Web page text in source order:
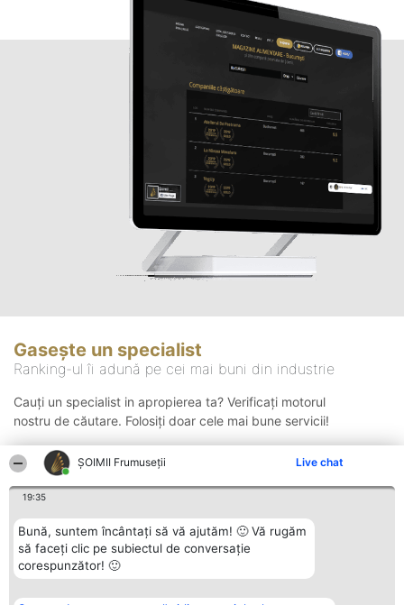
ȘOIMII Frumuseții Live chat
19:35
Bună, suntem încântați să vă ajutăm! 🙂 Vă rugăm
să faceți clic pe subiectul de conversație
corespunzător! 🙂
Gasește un specialist
Ranking-ul îi adună pe cei mai buni din industrie
Cauți un specialist in apropierea ta? Verificați motorul
nostru de căutare. Folosiți doar cele mai bune servicii!